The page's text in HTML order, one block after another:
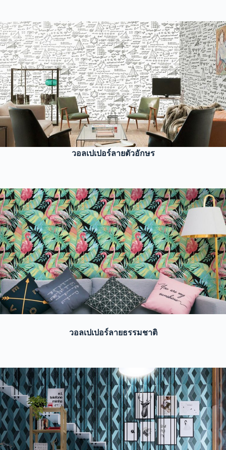
วอลเปเปอร์ลายตัวอักษร
วอลเปเปอร์ลายธรรมชาติ